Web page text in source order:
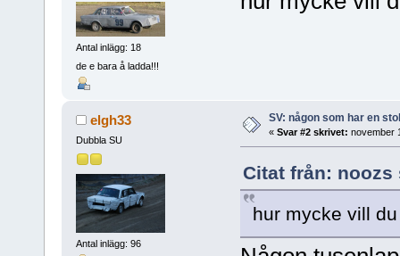
Antal inlägg: 18
de e bara å ladda!!!
elgh33
Dubbla SU
Antal inlägg: 96
SV: någon som har en
« Svar #2 skrivet: november
Citat från: noozs
hur mycke vill